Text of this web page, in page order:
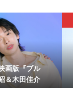
画版『ブル
＆木田佳介